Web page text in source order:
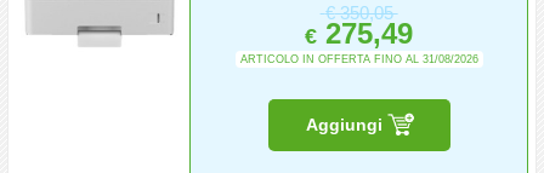
€350,05
€ 275,49
ARTICOLO IN OFFERTA FINO AL 31/08/2026
Aggiungi